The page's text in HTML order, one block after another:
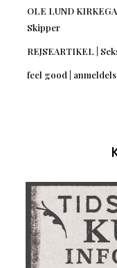
OLE LUND
Skipper
REJSEARTIKEL |
feel good |